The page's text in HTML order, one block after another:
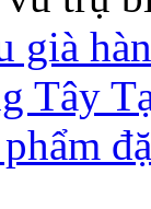
già
Tây